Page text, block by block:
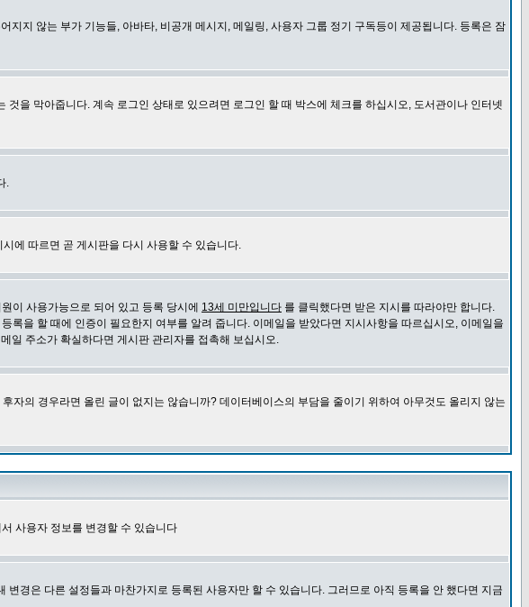
지 않는 부가 기능들, 아바타, 비공개 메시지, 메일링, 사용자 그룹 정기 구독등이 제공됩니다. 등록은 잠
을 막아줍니다. 계속 로그인 상태로 있으려면 로그인 할 때 박스에 체크를 하십시오, 도서관이나 인터넷
.
시에 따르면 곧 게시판을 다시 사용할 수 있습니다.
이 사용가능으로 되어 있고 등록 당시에 13세 미만입니다 를 클릭했다면 받은 지시를 따라야만 합니다.
을 할 때에 인증이 필요한지 여부를 알려 줍니다. 이메일을 받았다면 지시사항을 따르십시오, 이메일을
일 주소가 확실하다면 게시판 관리자를 접촉해 보십시오.
의 경우라면 올린 글이 없지는 않습니까? 데이터베이스의 부담을 줄이기 위하여 아무것도 올리지 않는
사용자 정보를 변경할 수 있습니다
경은 다른 설정들과 마찬가지로 등록된 사용자만 할 수 있습니다. 그러므로 아직 등록을 안 했다면 지금